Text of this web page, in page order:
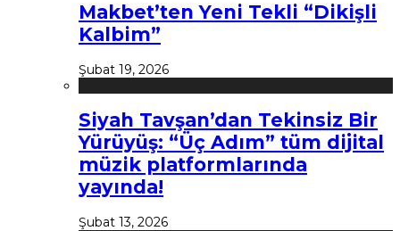
Makbet’ten Yeni Tekli “Dikişli
Kalbim”
Şubat 19, 2026
Siyah Tavşan’dan Tekinsiz Bir
Yürüyüş: “Üç Adım” tüm dijital
müzik platformlarında
yayında!
Şubat 13, 2026